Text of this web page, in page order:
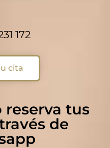
172
cita
reserva tus
de